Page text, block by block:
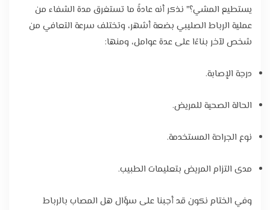
يستطيع المشي؟" نذكر أنه عادةً ما تستغرق مدة الشفاء من
عملية الرباط الصليبي بضعة أشهر، وتختلف سرعة التعافي من
شخص لآخر بناءًا على عدة عوامل، ومنها:
درجة الإصابة.
الحالة الصحية للمريض.
نوع الجراحة المستخدمة.
مدى التزام المريض بتعليمات الطبيب.
وفي الختام نكون قد أجبنا على سؤال هل المصاب بالرباط